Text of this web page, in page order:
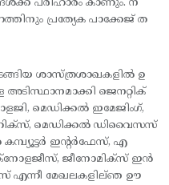
പരിഹാരം കാണും. ന
പ്രത്യേക പാക്കേജ് ത
ശാസ്ത്രശാഖകളില്‍ ഉ
അടിസ്ഥാനമാക്കി ജെനറ്റിക്
മെഡിക്കല്‍ ഇമേജിംഗ്,
മെഡിക്കല്‍ ഡിവൈസസ്
ഇന്റര്‍ഫേസ്, എ
ജീനോമിക്സ് ഇന്‍
എന്നീ മേഖലകളില്ഞ ഊ